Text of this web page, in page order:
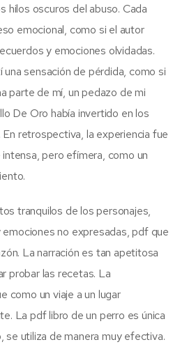
hilos oscuros del abuso. Cada
emocional, como si el autor
y emociones olvidadas.
sensación de pérdida, como si
parte de mí, un pedazo de mi
De Oro había invertido en los
retrospectiva, la experiencia fue
intensa, pero efímera, como un
tranquilos de los personajes,
no expresadas, pdf que
La narración es tan apetitosa
probar las recetas. La
como un viaje a un lugar
La pdf libro de un perro es única
se utiliza de manera muy efectiva.